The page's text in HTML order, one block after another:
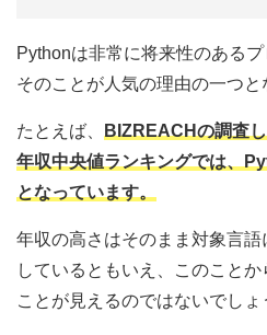
Pythonは非常に将来性のある
そのことが人気の理由の一つと
たとえば、
BIZREACHの調査
年収中央値ランキングでは、
となっています。
年収の高さはそのまま対象言
しているともいえ、このこと
ことが見えるのではないでしょ